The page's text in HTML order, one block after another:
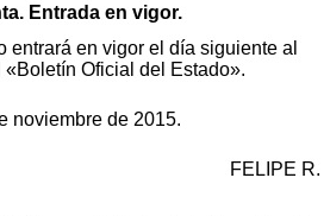
Entrada en vigor.
entrará en vigor el día siguiente al
Oficial del Estado».
noviembre de 2015.
FELIPE R.